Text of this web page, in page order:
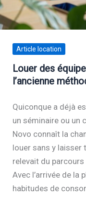
Article location
Louer des
l’ancienne
Quiconque a déjà
un séminaire ou un
Novo connaît la
louer sans y laisser
relevait du
Avec l’arrivée de la
habitudes de